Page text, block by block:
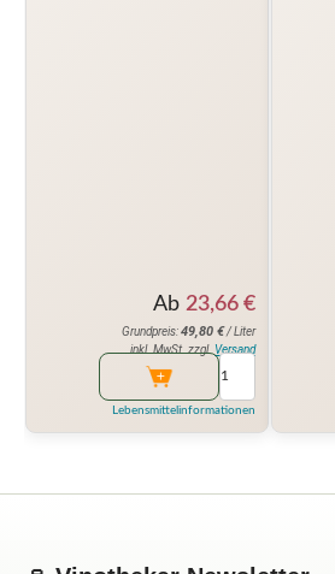
Ab 23,66 €
Grundpreis:49,80 €/ Liter
inkl. MwSt. zzgl. Versand
Lebensmittelinformationen